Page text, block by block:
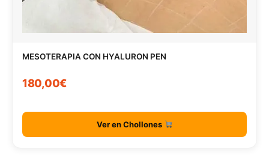
MESOTERAPIA CON HYALURON PEN
180,00€
Ver en Chollones